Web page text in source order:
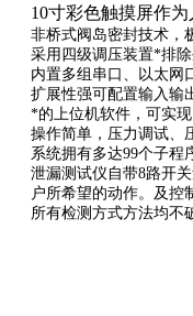
10寸彩色触摸屏作
非桥式阀岛密封技术，
采用四级调压装置*排
内置多组串口、以太网
扩展性强可配置输入输
*的上位机软件，可实
操作简单，压力调试、
系统拥有多达99个子程
泄漏测试仪自带8路开
户所希望的动作。及控
所有检测方式方法均不